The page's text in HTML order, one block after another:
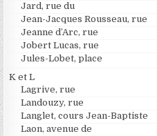
Jard, rue du
Jean-Jacques Rousseau, rue
Jeanne d’Arc, rue
Jobert Lucas, rue
Jules-Lobet, place
K et L
Lagrive, rue
Landouzy, rue
Langlet, cours Jean-Baptiste
Laon, avenue de